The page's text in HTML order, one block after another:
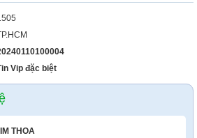
Vip đặc biệt
THOA